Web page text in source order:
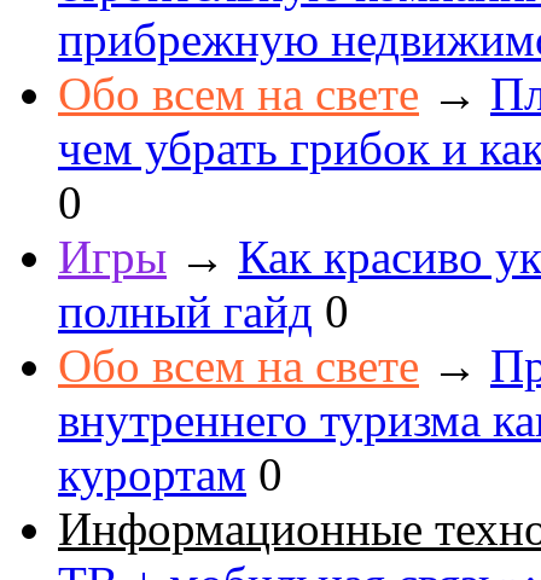
прибрежную
Обо всем на свете →
чем убрать грибок и
0
Игры → Как красиво
полный гайд 0
Обо всем на свете →
внутреннего туризма
курортам 0
Информационные